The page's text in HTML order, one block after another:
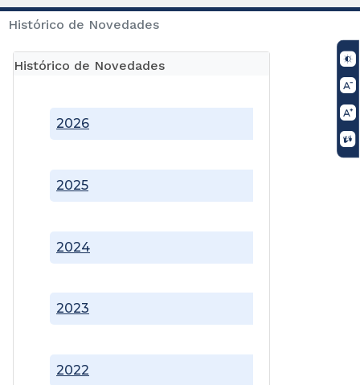
Histórico de Novedades
Histórico de Novedades
2022
2023
2024
2025
2026